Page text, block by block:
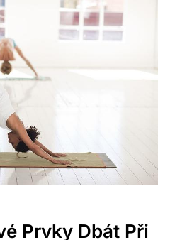
Prvky Dbát Při